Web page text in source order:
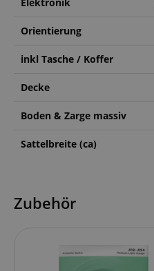
Orientierung
inkl Tasche / Koffer
Decke
Boden & Zarge massiv
Sattelbreite (ca)
Zubehör